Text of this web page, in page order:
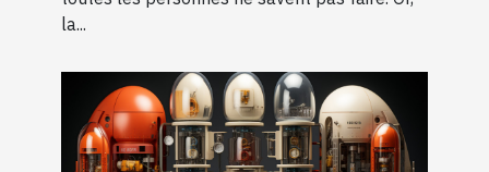
la...